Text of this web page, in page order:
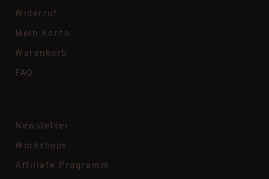
Widerruf
Mein Konto
Warenkorb
FAQ
Newsletter
Workshops
Affiliate Programm